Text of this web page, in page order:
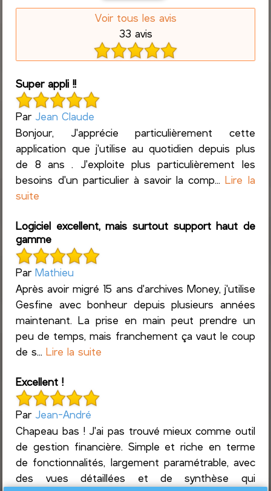
Voir tous les avis
33 avis
Super appli !!
Par Jean Claude
Bonjour, J'apprécie particulièrement cette
application que j'utilise au quotidien depuis plus
de 8 ans . J'exploite plus particulièrement les
besoins d'un particulier à savoir la comp...Lire la
suite
Logiciel excellent, mais surtout support haut de
gamme
ParMathieu
Après avoir migré 15 ans d'archives Money, j'utilise
Gesfine avec bonheur depuis plusieurs années
maintenant. La prise en main peut prendre un
peu de temps, mais franchement ça vaut le coup
de s...Lire la suite
Excellent !
Par Jean-André
Chapeau bas ! J'ai pas trouvé mieux comme outil
de gestion financière. Simple et riche en terme
de fonctionnalités, largement paramétrable, avec
des vues détaillées et de synthèse qui